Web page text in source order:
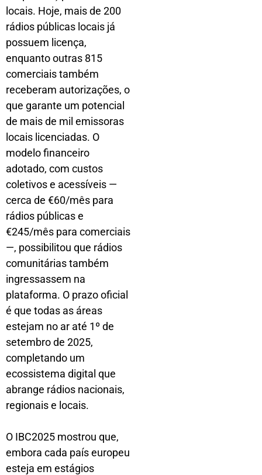
locais. Hoje, mais de 200
rádios públicas locais já
possuem licença,
enquanto outras 815
comerciais também
receberam autorizações, o
que garante um potencial
de mais de mil emissoras
locais licenciadas. O
modelo financeiro
adotado, com custos
coletivos e acessíveis —
cerca de €60/mês para
rádios públicas e
€245/mês para comerciais
—, possibilitou que rádios
comunitárias também
ingressassem na
plataforma. O prazo oficial
é que todas as áreas
estejam no ar até 1º de
setembro de 2025,
completando um
ecossistema digital que
abrange rádios nacionais,
regionais e locais.
O IBC2025 mostrou que,
embora cada país europeu
esteja em estágios